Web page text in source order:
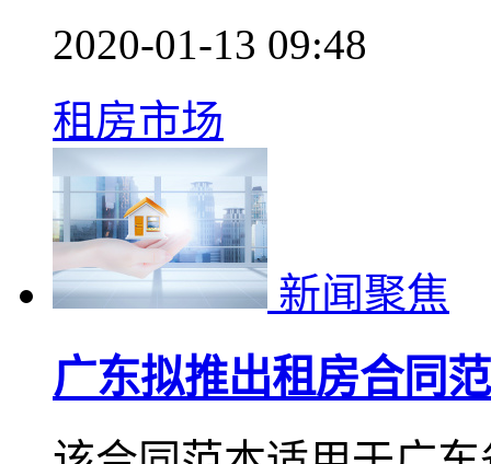
2020-01-13 09:48
租房市场
新闻聚焦
广东拟推出租房合同